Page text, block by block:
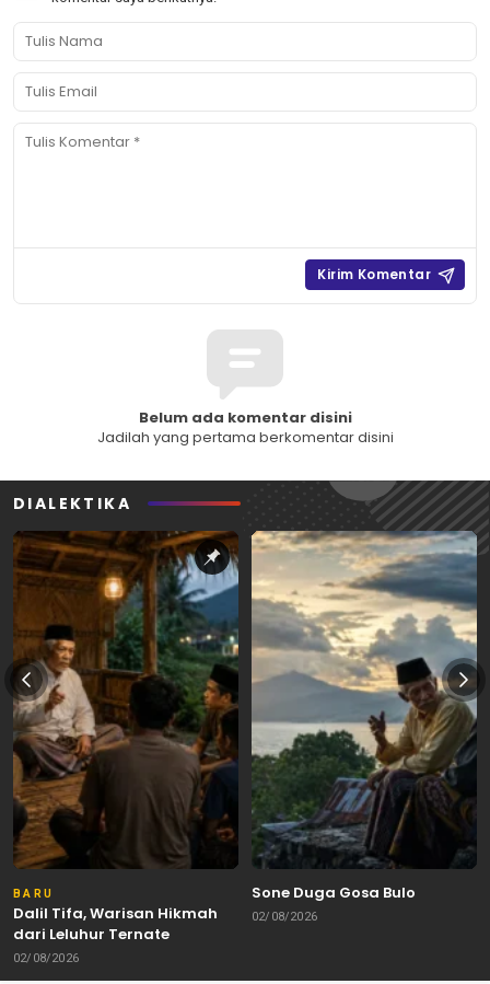
Belum ada komentar disini
Jadilah yang pertama berkomentar disini
DIALEKTIKA
BARU
Dalil Tifa, Warisan Hikmah
dari Leluhur Ternate
02/08/2026
Sone Duga Gosa Bulo
02/08/2026